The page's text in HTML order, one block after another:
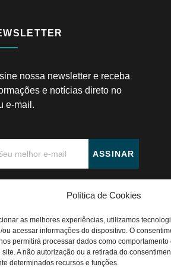
Política de Cookies
as melhores experiências, utilizamos
ou acessar informações do dispositivo. O
permitirá processar dados como
A não autorização ou a retirada do
determinados recursos e funções.
nossa newsletter e receba
e notícias direto no
e-mail.
ASSINAR